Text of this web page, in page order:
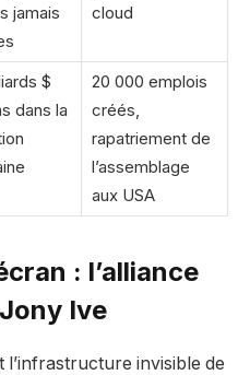
jamais
cloud
$
dans la
20 000 emplois
créés,
rapatriement de
l’assemblage
aux USA
: l’alliance
Ive
l’infrastructure invisible de